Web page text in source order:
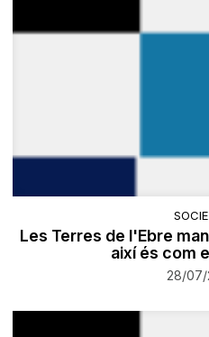
Les Terres de l'Ebre
així és com
28/07/